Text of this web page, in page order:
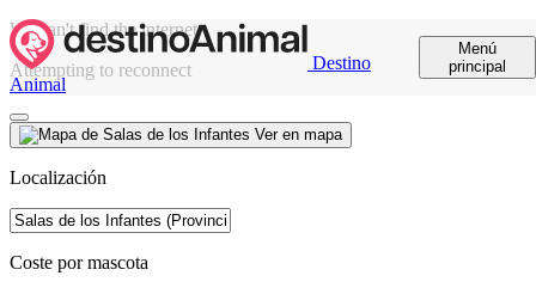
Destino
Animal
Menú
principal
We can't find the internet
Attempting to reconnect
Ver en mapa
Localización
Coste por mascota